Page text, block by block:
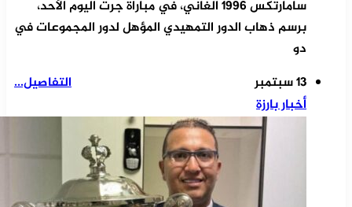
سامارتكس 1996 الغاني، في مباراة جرت اليوم الأحد،
برسم ذهاب الدور التمهيدي المؤهل لدور المجموعات في
دو
التفاصيل...
13 سبتمبر
أخبار بارزة